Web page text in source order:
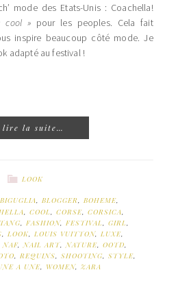
mode des Etats-Unis : Coachella!
cool » pour les peoples. Cela fait
inspire beaucoup côté mode. Je
adapté au festival !
lire la suite…
LOOK
BIGUGLIA BLOGGER BOHEME,
COOL CORSE CORSICA
, FASHION, FESTIVAL GIRL
LOOK LOUIS VUITTON, LUXE,
NAF, NAIL ART NATURE OOTD
REQUINS SHOOTING, STYLE,
A UNE, WOMEN, ZARA